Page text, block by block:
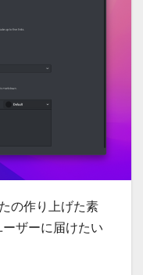
の作り上げた素
ザーに届けたい